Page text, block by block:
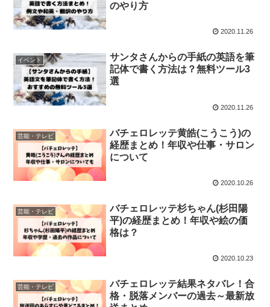
のやり方
2020.11.26
イベント
サンタさんからの手紙の英語を筆
記体で書く方法は？無料ツール3
選
2020.11.26
芸能・テレビ
バチェロレッテ黄皓(こうこう)の
経歴まとめ！年収や仕事・サロン
について
2020.10.26
芸能・テレビ
バチェロレッテ杉ちゃん(杉田陽
平)の経歴まとめ！年収や絵の価
格は？
2020.10.23
芸能・テレビ
バチェロレッテ結果ネタバレ！合
格・脱落メンバーの過去～最新放